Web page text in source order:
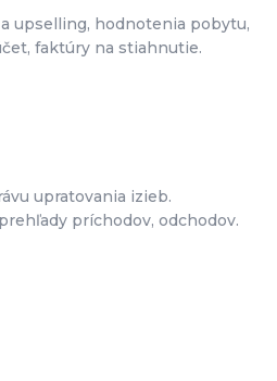
upselling, hodnotenia pobytu,
faktúry na stiahnutie.
upratovania izieb.
príchodov, odchodov.